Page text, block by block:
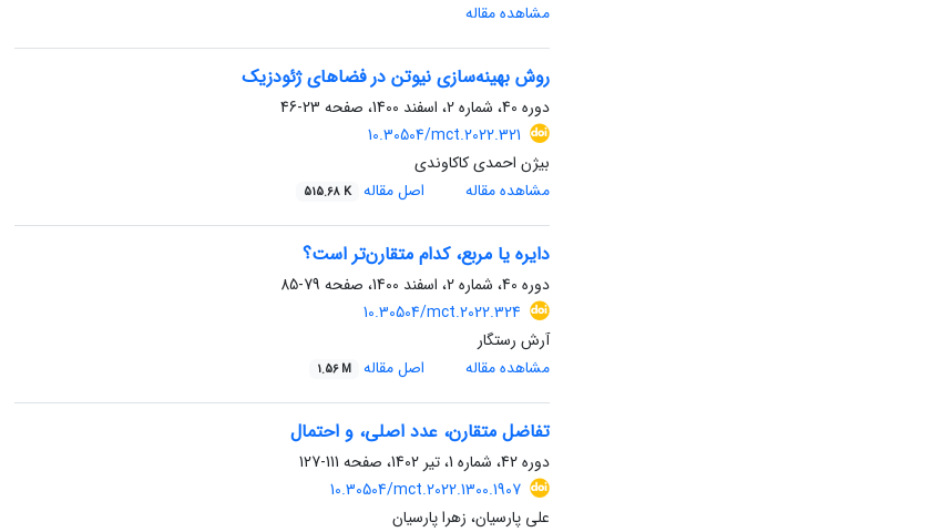
مشاهده مقاله
روش بهینه‌سازی نیوتن در فضاهای ژئودزیک
دوره 40، شماره 2، اسفند 1400، صفحه
23-46
10.30504/mct.2022.321
بیژن احمدی کاکاوندی
مشاهده مقاله
اصل مقاله 515.68 K
دایره یا مربع، کدام متقارن‌تر است؟
دوره 40، شماره 2، اسفند 1400، صفحه
79-85
10.30504/mct.2022.324
آرش رستگار
مشاهده مقاله
اصل مقاله 1.56 M
تفاضل متقارن، عدد اصلی، و احتمال
دوره 42، شماره 1، تیر 1402، صفحه
111-127
10.30504/mct.2022.1300.1907
علی پارسیان، زهرا پارسیان